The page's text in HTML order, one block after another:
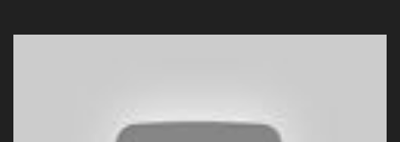
verde se le extraña pa que sepan Aquí Pura GENTE DE LA RANA 🐸